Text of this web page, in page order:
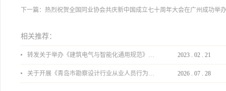
下一篇： 热烈祝贺全国同业协会共庆新中国成立七十周年大会在广州成功举
相关推荐：
转发关于举办《建筑电气与智能化通用规范》 GB55024-2022公益宣贯的通知 2023 . 02 . 21
关于开展《青岛市勘察设计行业从业人员行为导则》、《青岛市住宅工程设计审查品质提升指引（2026版）》宣贯活动的通知 2026 . 07 . 28